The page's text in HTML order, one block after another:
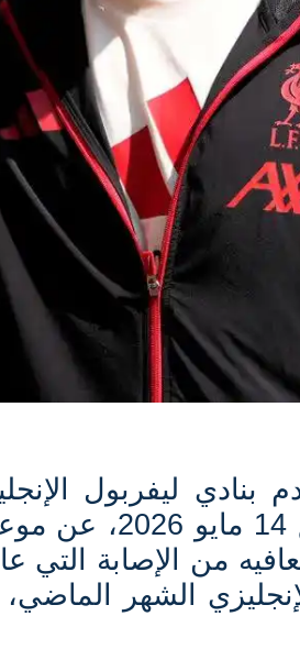
ليفربول
أرني سلوت، اليوم الخميس
من الإصابة التي
الشهر